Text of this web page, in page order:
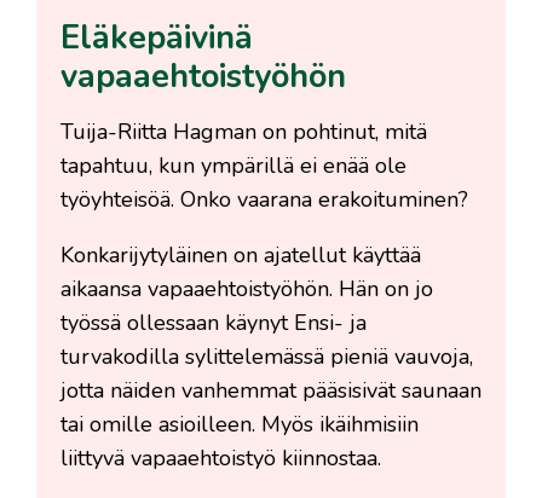
Eläkepäivinä
vapaaehtoistyöhön
Tuija-Riitta Hagman on pohtinut, mitä
tapahtuu, kun ympärillä ei enää ole
työyhteisöä. Onko vaarana erakoituminen?
Konkarijytyläinen on ajatellut käyttää
aikaansa vapaaehtoistyöhön. Hän on jo
työssä ollessaan käynyt Ensi- ja
turvakodilla sylittelemässä pieniä vauvoja,
jotta näiden vanhemmat pääsisivät saunaan
tai omille asioilleen. Myös ikäihmisiin
liittyvä vapaaehtoistyö kiinnostaa.